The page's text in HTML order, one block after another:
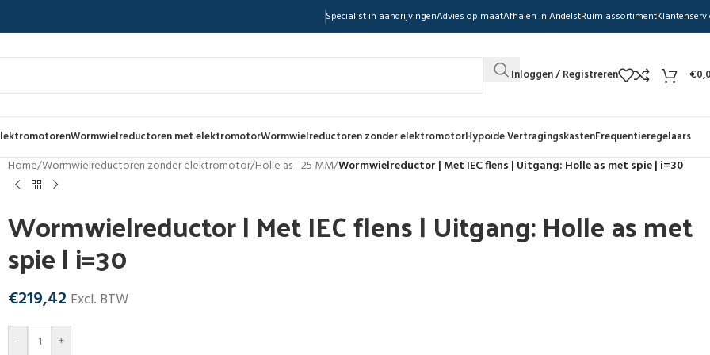
Specialist in aandrijvingenAdvies op maatAfhalen in AndelstRuim assortiment
Inloggen / Registreren €
Wormwielreductoren met elektromotorWormwielreductoren zonder elektromotorHypoïde VertragingskastenFrequentieregelaars
Home/Wormwielreductoren zonder elektromotor/Holle as - 25 MM/Wormwielreductor | Met IEC flens | Uitgang: Holle as met spie | i=30
Wormwielreductor | Met IEC flens | Uitgang: Holle as met
spie | i=30
€219,42 Excl. BTW
- +